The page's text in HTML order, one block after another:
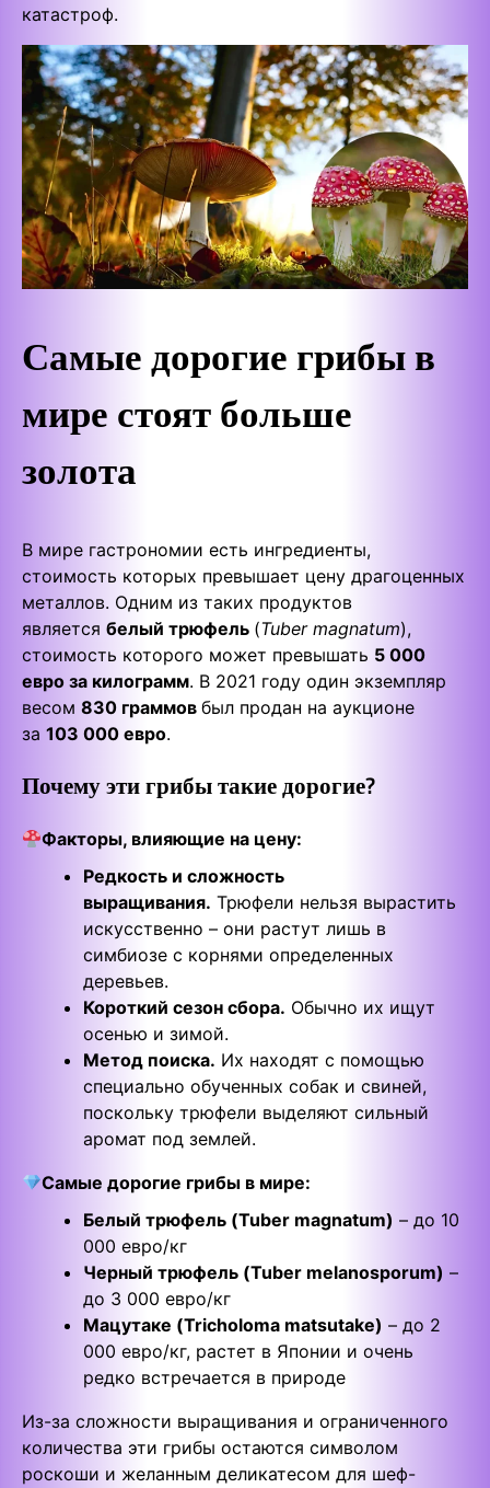
катастроф.
Самые дорогие грибы в
мире стоят больше
золота
В мире гастрономии есть ингредиенты,
стоимость которых превышает цену драгоценных
металлов. Одним из таких продуктов
является белый трюфель (Tuber magnatum),
стоимость которого может превышать 5 000
евро за килограмм. В 2021 году один экземпляр
весом 830 граммов был продан на аукционе
за 103 000 евро.
Почему эти грибы такие дорогие?
Факторы, влияющие на цену:
Редкость и сложность
выращивания. Трюфели нельзя вырастить
искусственно – они растут лишь в
симбиозе с корнями определенных
деревьев.
Короткий сезон сбора. Обычно их ищут
осенью и зимой.
Метод поиска. Их находят с помощью
специально обученных собак и свиней,
поскольку трюфели выделяют сильный
аромат под землей.
Самые дорогие грибы в мире:
Белый трюфель (Tuber magnatum) – до 10
000 евро/кг
Черный трюфель (Tuber melanosporum) –
до 3 000 евро/кг
Мацутаке (Tricholoma matsutake) – до 2
000 евро/кг, растет в Японии и очень
редко встречается в природе
Из-за сложности выращивания и ограниченного
количества эти грибы остаются символом
роскоши и желанным деликатесом для шеф-